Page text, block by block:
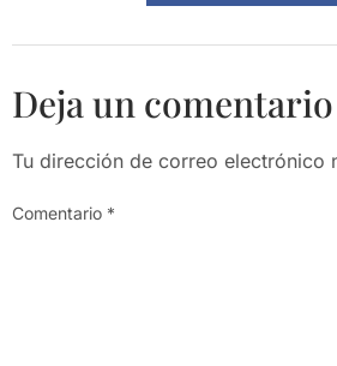
Deja un comentario
Tu dirección de correo electrónico
Comentario *